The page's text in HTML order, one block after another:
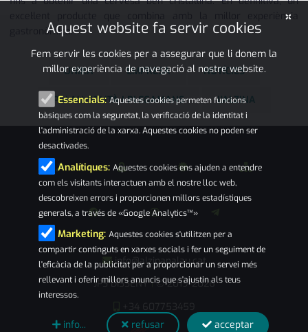
excel·lent producte que combina amb la millor experiència
gastronòmica.
UNIKA EMPRESA NOTÍCIES
PALAU-SOLITÀ I PLEGAMANS L'ALZINA
info@alzinapalau.cat
JPS DISSENY|© 2019-2026
×
Aquest website fa servir cookies
Fem servir les cookies per a assegurar que li donem la
millor experiència de navegació al nostre website.
Essencials: Aquestes cookies permeten funcions
bàsiques com la seguretat, la verificació de la identitat i
l'administració de la xarxa. Aquestes cookies no poden ser
desactivades.
Analítiques: Aquestes cookies ens ajuden a entendre
com els visitants interactuen amb el nostre lloc web,
descobreixen errors i proporcionen millors estadístiques
generals, a través de «Google Analytics™»
Marketing: Aquestes cookies s'utilitzen per a
compartir continguts en xarxes socials i fer un seguiment de
l'eficàcia de la publicitat per a proporcionar un servei més
rellevant i oferir millors anuncis que s'ajustin als teus
interessos.
info... refusar acceptar